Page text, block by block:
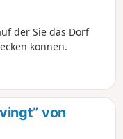
der Sie das Dorf
können.
von